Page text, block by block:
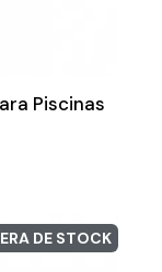
Piscinas
DE STOCK